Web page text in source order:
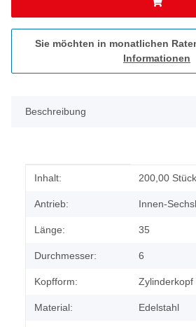
Sie möchten in monatlichen
Informationen
Beschreibung
Produkteigenschaft
Wert
Inhalt: 200,00 Stück
Antrieb: Innen-
Länge: 35
Durchmesser: 6
Kopfform: Zylinderkopf
Material: Edelstahl